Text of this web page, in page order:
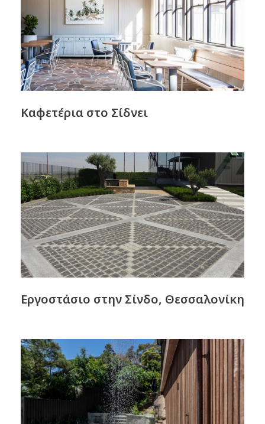
Καφετέρια στο Σίδνει
Εργοστάσιο στην Σίνδο, Θεσσαλονίκη